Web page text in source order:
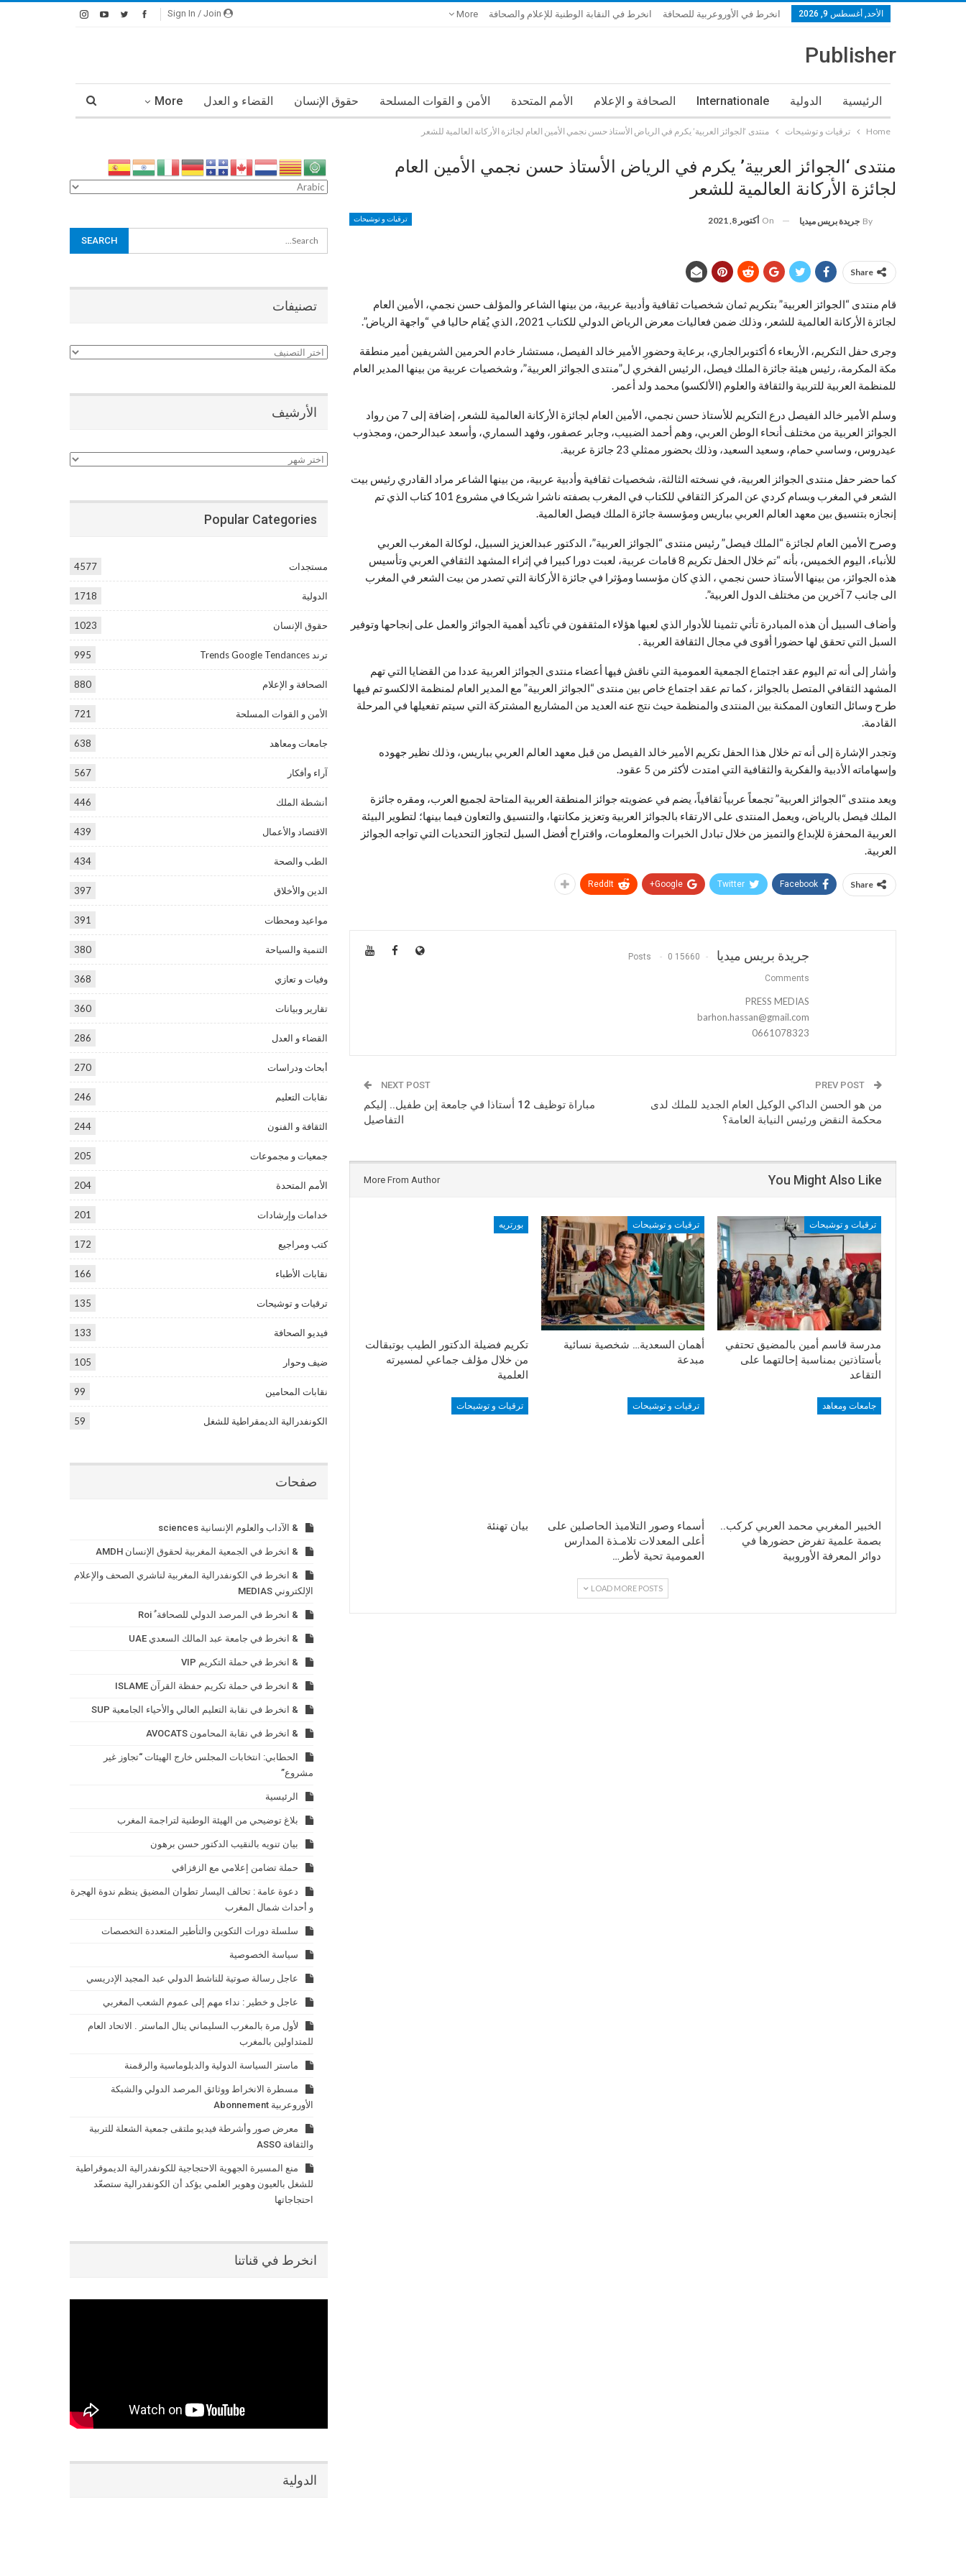
الأحد, أغسطس 9, 2026 انخرط في الأوروعربية للصحافة انخرط في النقابة الوطنية للإعلام والصحافة More
Publisher
الرئيسية الدولية Internationale الصحافة و الإعلام الأمم المتحدة الأمن و القوات المسلحة حقوق الإنسان القضاء و العدل More
Home ترقيات و توشيحات منتدى ‘الجوائز العربية’ يكرم في الرياض الأستاذ حسن نجمي الأمين العام لجائزة الأركانة العالمية للشعر
منتدى ‘الجوائز العربية’ يكرم في الرياض الأستاذ حسن نجمي الأمين العام
لجائزة الأركانة العالمية للشعر
ترقيات و توشيحات By جريدة بريس ميديا On أكتوبر 8, 2021
Share
قام منتدى “الجوائز العربية” بتكريم ثمان شخصيات ثقافية وأدبية عربية، من بينها الشاعر والمؤلف حسن نجمي، الأمين العام
لجائزة الأركانة العالمية للشعر، وذلك ضمن فعاليات معرض الرياض الدولي للكتاب 2021، الذي يُقام حاليا في “واجهة الرياض”.
وجرى حفل التكريم، الأربعاء 6 أكتوبرالجاري، برعاية وحضورِ الأمير خالد الفيصل، مستشار خادم الحرمين الشريفين أمير منطقة
مكة المكرمة، رئيس هيئة جائزة الملك فيصل، الرئيس الفخري ل”منتدى الجوائز العربية”، وشخصيات عربية من بينها المدير العام
للمنظمة العربية للتربية والثقافة والعلوم (الألكسو) محمد ولد أعمر.
وسلم الأمير خالد الفيصل درع التكريم للأستاذ حسن نجمي، الأمين العام لجائزة الأركانة العالمية للشعر، إضافة إلى 7 من رواد
الجوائز العربية من مختلف أنحاء الوطن العربي، وهم أحمد الضبيب، وجابر عصفور، وفهد السماري، وأسعد عبدالرحمن، ومجذوب
عيدروس، وساسي حمام، وسعيد السعيد، وذلك بحضور ممثلي 23 جائزة عربية.
كما حضر حفل منتدى الجوائز العربية، في نسخته الثالثة، شخصيات ثقافية وأدبية عربية، من بينها الشاعر مراد القادري رئيس بيت
الشعر في المغرب وبسام كردي عن المركز الثقافي للكتاب في المغرب بصفته ناشرا شريكا في مشروع 101 كتاب الذي تم
إنجازه بتنسيق بين معهد العالم العربي بباريس ومؤسسة جائزة الملك فيصل العالمية.
وصرح الأمين العام لجائزة “الملك فيصل” رئيس منتدى “الجوائز العربية”، الدكتور عبدالعزيز السبيل، لوكالة المغرب العربي
للأنباء، اليوم الخميس، بأنه “تم خلال الحفل تكريم 8 قامات عربية، لعبت دورا كبيرا في إثراء المشهد الثقافي العربي وتأسيس
هذه الجوائز، من بينها الأستاذ حسن نجمي ، الذي كان مؤسسا ومؤثرا في جائزة الأركانة التي تصدر من بيت الشعر في المغرب
الى جانب 7 آخرين من مختلف الدول العربية”.
وأضاف السبيل أن هذه المبادرة تأتي تثمينا للأدوار الذي لعبها هؤلاء المثقفون في تأكيد أهمية الجوائز والعمل على إنجاحها وتوفير
السبل التي تحقق لها حضورا أقوى في مجال الثقافة العربية .
وأشار إلى أنه تم اليوم عقد اجتماع الجمعية العمومية التي ناقش فيها أعضاء منتدى الجوائز العربية عددا من القضايا التي تهم
المشهد الثقافي المتصل بالجوائز ، كما تم عقد اجتماع خاص بين منتدى “الجوائز العربية” مع المدير العام لمنظمة الالكسو تم فيها
طرح وسائل التعاون الممكنة بين المنتدى والمنظمة حيث نتج عنه العديد من المشاريع المشتركة التي سيتم تفعيلها في المرحلة
القادمة.
وتجدر الإشارة إلى أنه تم خلال هذا الحفل تكريم الأمير خالد الفيصل من قبل معهد العالم العربي بباريس، وذلك نظير جهوده
وإسهاماته الأدبية والفكرية والثقافية التي امتدت لأكثر من 5 عقود.
ويعد منتدى “الجوائز العربية” تجمعاً عربياً ثقافياً، يضم في عضويته جوائز المنطقة العربية المتاحة لجميع العرب، ومقره جائزة
الملك فيصل بالرياض، ويعمل المنتدى على الارتقاء بالجوائز العربية وتعزيز مكانتها، والتنسيق والتعاون فيما بينها؛ لتطوير البيئة
العربية المحفزة للإبداع والتميز من خلال تبادل الخبرات والمعلومات، واقتراح أفضل السبل لتجاوز التحديات التي تواجه الجوائز
العربية.
Share
Facebook
Twitter
Google+
ReddIt
جريدة بريس ميديا 15660 Posts
0
Comments
PRESS MEDIAS
barhon.hassan@gmail.com
0661078323
من هو الحسن الداكي الوكيل العام الجديد للملك لدى
محكمة النقض ورئيس النيابة العامة؟
NEXT POST
مباراة توظيف 12 أستاذا في جامعة إبن طفيل.. إليكم
التفاصيل
You Might Also Like
More From Author
ترقيات و توشيحات
مدرسة قاسم أمين بالمضيق تحتفي
بأستاذتين بمناسبة إحالتهما على
التقاعد
ترقيات و توشيحات
أهمان السعدية… شخصية نسائية
مبدعة
بورتريه
تكريم فضيلة الدكتور الطيب بوتبقالت
من خلال مؤلف جماعي لمسيرته
العلمية
جامعات ومعاهد
الخبير المغربي محمد العربي كركب..
بصمة علمية تفرض حضورها في
دوائر المعرفة الأوروبية
ترقيات و توشيحات
أسماء وصور التلاميذ الحاصلين على
أعلى المعدلات تلامـذة المدارس
العمومية تحية لأطر…
ترقيات و توشيحات
بيان تهنئة
LOAD MORE POSTS
تصنيفات
تصنيفات
الأرشيف
الأرشيف
Popular Categories
مستجدات 4577
الدولية 1718
حقوق الإنسان 1023
ترند Trends Google Tendances 995
الصحافة و الإعلام 880
الأمن و القوات المسلحة 721
جامعات ومعاهد 638
آراء وأفكار 567
أنشطة الملك 446
الاقتصاد والأعمال 439
الطب والصحة 434
الدين والأخلاق 397
مواعيد ومحطات 391
التنمية والسياحة 380
وفيات و تعازي 368
تقارير وبيانات 360
القضاء و العدل 286
أبحاث ودراسات 270
نقابات التعليم 246
الثقافة و الفنون 244
جمعيات و مجموعات 205
الأمم المتحدة 204
خدامات وإرشادات 201
كتب ومراجيع 172
نقابات الأطباء 166
ترقيات و توشيحات 135
فيديو الصحافة 133
ضيف وحوار 105
نقابات المحامين 99
الكونفدرالية الديمقراطية للشغل 59
صفحات
& الآداب والعلوم الإنسانية sciences
& انخرط في الجمعية المغربية لحقوق الإنسان AMDH
& انخرط في الكونفدرالية المغربية لناشري الصحف والإعلام
الإلكتروني MEDIAS
& انخرط في المرصد الدولي للصحافة ٌ Roi
& انخرط في جامعة عبد المالك السعدي UAE
& انخرط في حملة التكريم VIP
& انخرط في حملة تكريم حفظة القرآن ISLAME
& انخرط في نقابة التعليم العالي والأحياء الجامعية SUP
& انخرط في نقابة المحامون AVOCATS
الحطابي: انتخابات المجلس خارج الهيئات “تجاوز غير
مشروع”
الرئيسية
بلاغ توضيحي من الهيئة الوطنية لتراجمة المغرب
بيان تنويه بالنقيب الدكتور حسن برهون
حملة تضامن إعلامي مع الزفزافي
دعوة عامة : تحالف اليسار تطوان المضيق ينظم ندوة الهجرة
و أحداث شمال المغرب
سلسلة دورات التكوين والتأطير المتعددة التخصصات
سياسة الخصوصية
عاجل رسالة صوتية للناشط الدولي عبد المجيد الإدريسي
عاجل و خطير : نداء مهم إلى عموم الشعب المغربي
لأول مرة بالمغرب السليماني ينال الماستر . الاتحاد العام
للمتداولين بالمغرب
ماستر السياسة الدولية والدبلوماسية والرقمنة
مسطرة الانخراط ووثائق المرصد الدولي والشبكة
الأوروعربية Abonnement
معرض صور وأشرطة فيديو ملتقى جمعية الشعلة للتربية
والثقافة ASSO
منع المسيرة الجهوية الاحتجاجية للكونفدرالية الديموقراطية
للشغل بالعيون وهوير العلمي يؤكد أن الكونفدرالية ستصعّد
احتجاجاتها
انخرط في قناتنا
الدولية